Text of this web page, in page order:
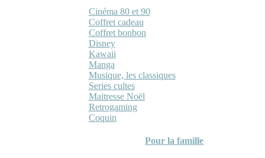
Cinéma 80 et 90
Coffret cadeau
Coffret bonbon
Disney
Kawaii
Manga
Musique, les classiques
Series cultes
Maitresse Noël
Retrogaming
Coquin
Pour la famille